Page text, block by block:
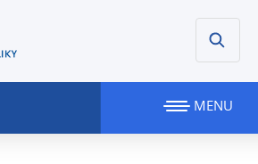
MENU